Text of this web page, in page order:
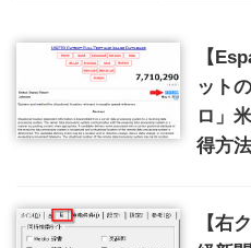
【
ット
ロ」
得方法
【右